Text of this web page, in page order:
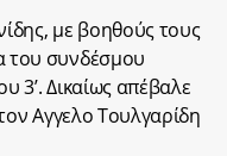
με βοηθούς τους
του συνδέσμου
3’. Δικαίως απέβαλε
Αγγελο Τουλγαρίδη